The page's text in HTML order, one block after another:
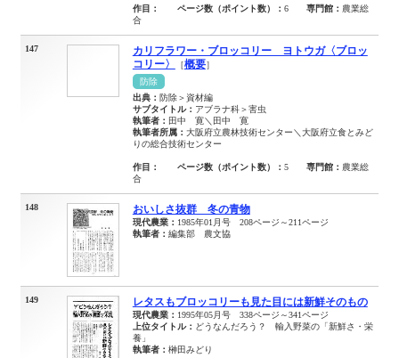
作目： ページ数（ポイント数）： 6 専門館： 農業総
合
147
カリフラワー・ブロッコリー ヨトウガ〈ブロッ
コリー〉
［概要］
防除
出典： 防除＞資材編
サブタイトル： アブラナ科＞害虫
執筆者： 田中 寛＼田中 寛
執筆者所属： 大阪府立農林技術センター＼大阪府立食とみど
りの総合技術センター
作目： ページ数（ポイント数）： 5 専門館： 農業総
合
148 おいしさ抜群 冬の青物
現代農業： 1985年01月号 208ページ～211ページ
執筆者： 編集部 農文協
149 レタスもブロッコリーも見た目には新鮮そのもの
現代農業： 1995年05月号 338ページ～341ページ
上位タイトル： どうなんだろう？ 輸入野菜の「新鮮さ・栄
養」
執筆者： 榊田みどり